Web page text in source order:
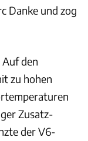
Danke und zog
den
zu hohen
Zusatz-
der V6-